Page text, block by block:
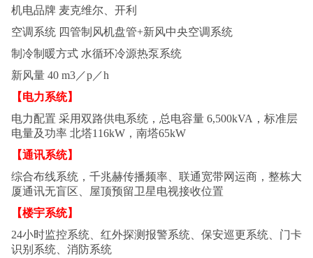
机电品牌 麦克维尔、开利
空调系统 四管制风机盘管+新风中央空调系统
制冷制暖方式 水循环冷源热泵系统
新风量 40 m3／p／h
【电力系统】
电力配置 采用双路供电系统，总电容量 6,500kVA，标准层
电量及功率 北塔116kW，南塔65kW
【通讯系统】
综合布线系统，千兆赫传播频率、联通宽带网运商，整栋大
厦通讯无盲区、屋顶预留卫星电视接收位置
【楼宇系统】
24小时监控系统、红外探测报警系统、保安巡更系统、门卡
识别系统、消防系统